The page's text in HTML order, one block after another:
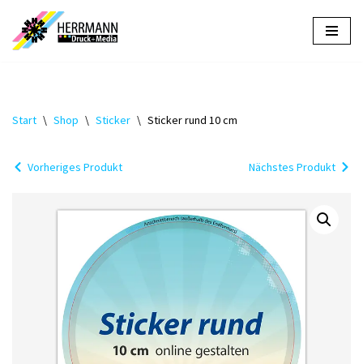
Zum
Start \ Shop \ Sticker \ Sticker rund 10 cm
Vorheriges Produkt Nächstes Produkt